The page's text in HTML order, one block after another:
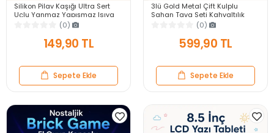
Silikon Pilav Kaşığı Ultra Sert
Uçlu Yanmaz Yapışmaz Isıya
Dayanıklı Kırmızı Servis Yemek
(0)
149,90 TL
Sepete Ekle
3lü Gold Metal Çift Kulplu
Sahan Tava Seti Kahvaltılık
Meze Menemen Mutfak Sofra
Sunum Kabı Seti
(0)
599,90 TL
Sepete Ekle